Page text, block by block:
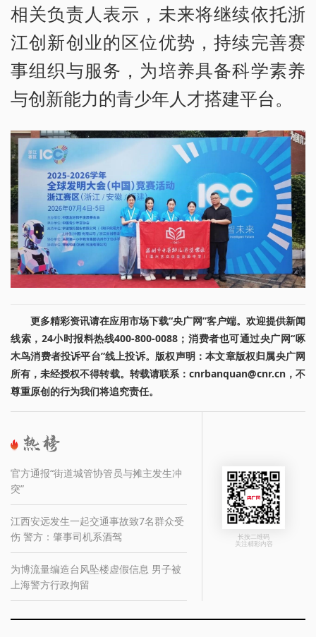
相关负责人表示，未来将继续依托浙
江创新创业的区位优势，持续完善赛
事组织与服务，为培养具备科学素养
与创新能力的青少年人才搭建平台。
更多精彩资讯请在应用市场下载“央广网”客户端。欢迎提供新闻
线索，24小时报料热线400-800-0088；消费者也可通过央广网“啄
木鸟消费者投诉平台”线上投诉。版权声明：本文章版权归属央广网
所有，未经授权不得转载。转载请联系：cnrbanquan@cnr.cn，不
尊重原创的行为我们将追究责任。
官方通报“街道城管协管员与摊主发生冲
突”
江西安远发生一起交通事故致7名群众受
伤 警方：肇事司机系酒驾
为博流量编造台风坠楼虚假信息 男子被
上海警方行政拘留
长按二维码
关注精彩内容